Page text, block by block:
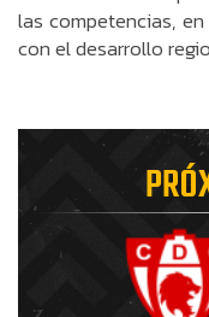
las competencias,
con el desarrollo